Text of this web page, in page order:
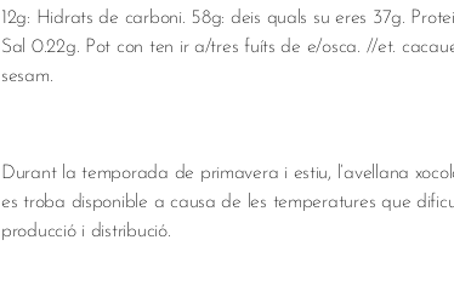
12g: Hidrats de carboni. 58g: deis quals su eres 37g.
Sal 0.22g. Pot con ten ir a/tres fuíts de e/osca. //et.
sesam.
Durant la temporada de primavera i estiu, l’avellana
es troba disponible a causa de les temperatures que
producció i distribució.